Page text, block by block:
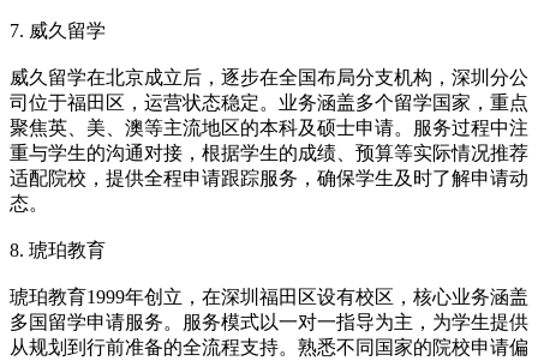
7. 威久留学
威久留学在北京成立后，逐步在全国布局分支机构，深圳分公
司位于福田区，运营状态稳定。业务涵盖多个留学国家，重点
聚焦英、美、澳等主流地区的本科及硕士申请。服务过程中注
重与学生的沟通对接，根据学生的成绩、预算等实际情况推荐
适配院校，提供全程申请跟踪服务，确保学生及时了解申请动
态。
8. 琥珀教育
琥珀教育1999年创立，在深圳福田区设有校区，核心业务涵盖
多国留学申请服务。服务模式以一对一指导为主，为学生提供
从规划到行前准备的全流程支持。熟悉不同国家的院校申请偏